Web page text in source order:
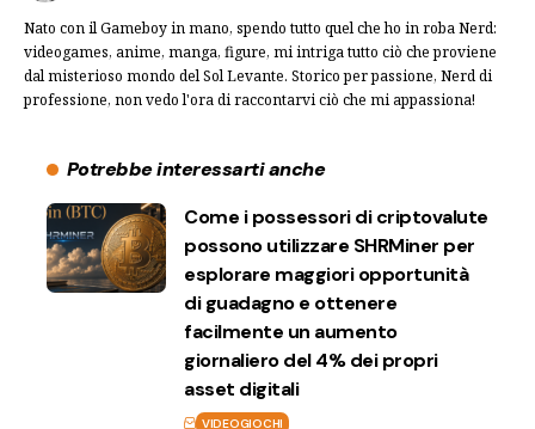
Nato con il Gameboy in mano, spendo tutto quel che ho in roba Nerd:
videogames, anime, manga, figure, mi intriga tutto ciò che proviene
dal misterioso mondo del Sol Levante. Storico per passione, Nerd di
professione, non vedo l'ora di raccontarvi ciò che mi appassiona!
Potrebbe interessarti anche
Come i possessori di criptovalute
possono utilizzare SHRMiner per
esplorare maggiori opportunità
di guadagno e ottenere
facilmente un aumento
giornaliero del 4% dei propri
asset digitali
VIDEOGIOCHI